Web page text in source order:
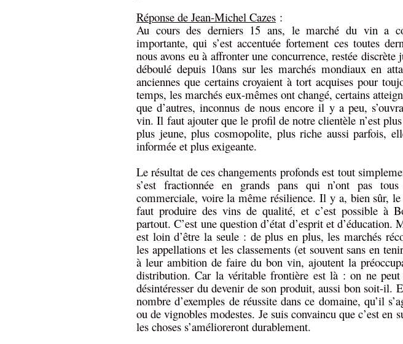
Réponse de Jean-Michel Cazes :
Au cours des derniers 15 ans, le marché du vin a
importante, qui s’est accentuée fortement ces toutes
nous avons eu à affronter une concurrence, restée
déboulé depuis 10ans sur les marchés mondiaux en
anciennes que certains croyaient à tort acquises pour
temps, les marchés eux-mêmes ont changé, certains
que d’autres, inconnus de nous encore il y a peu,
vin. Il faut ajouter que le profil de notre clientèle n’est
plus jeune, plus cosmopolite, plus riche aussi parfois,
informée et plus exigeante.
Le résultat de ces changements profonds est tout
s’est fractionnée en grands pans qui n’ont pas
commerciale, voire la même résilience. Il y a, bien sûr,
faut produire des vins de qualité, et c’est possible à
partout. C’est une question d’état d’esprit et d’éducation.
est loin d’être la seule : de plus en plus, les marchés
les appellations et les classements (et souvent sans en
à leur ambition de faire du bon vin, ajoutent la
distribution. Car la véritable frontière est là : on ne peut
désintéresser du devenir de son produit, aussi bon soit-il.
nombre d’exemples de réussite dans ce domaine, qu’il
ou de vignobles modestes. Je suis convaincu que c’est en
les choses s’amélioreront durablement.